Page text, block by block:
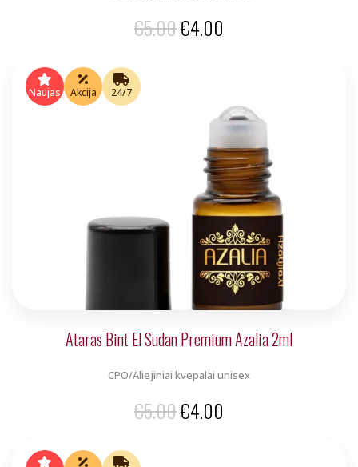
€5.00Original
€5.00.
€4.00
€4.00.
Naujas Akcija 24/7
Ataras Bint El Sudan Premium Azalia 2ml
CPO/Aliejiniai kvepalai unisex
€5.00Original
€4.00